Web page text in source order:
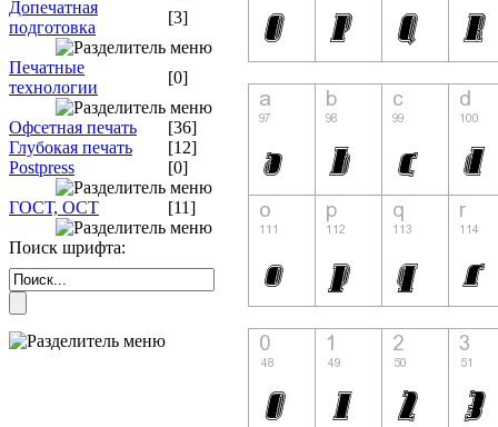
Допечатная
подготовка
[3]
Печатные
технологии
[0]
Офсетная печать
[36]
Глубокая печать
[12]
Postpress
[0]
ГОСТ, ОСТ [11]
Поиск шрифта: